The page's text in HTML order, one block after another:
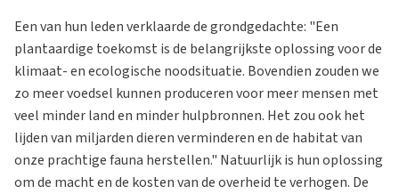
Een van hun leden verklaarde de grondgedachte: "Een
plantaardige toekomst is de belangrijkste oplossing voor de
klimaat- en ecologische noodsituatie. Bovendien zouden we
zo meer voedsel kunnen produceren voor meer mensen met
veel minder land en minder hulpbronnen. Het zou ook het
lijden van miljarden dieren verminderen en de habitat van
onze prachtige fauna herstellen." Natuurlijk is hun oplossing
om de macht en de kosten van de overheid te verhogen. De